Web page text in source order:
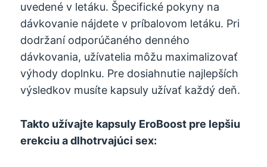
uvedené v letáku. Špecifické pokyny na
dávkovanie nájdete v príbalovom letáku. Pri
dodržaní odporúčaného denného
dávkovania, užívatelia môžu maximalizovať
výhody doplnku. Pre dosiahnutie najlepších
výsledkov musíte kapsuly užívať každý deň.
Takto užívajte kapsuly EroBoost pre lepšiu
erekciu a dlhotrvajúci sex: